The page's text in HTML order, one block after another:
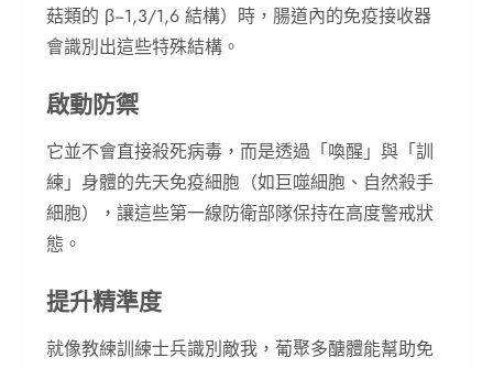
菇類的 β−1,3/1,6 結構）時，腸道內的免疫接收器
會識別出這些特殊結構。
啟動防禦
它並不會直接殺死病毒，而是透過「喚醒」與「訓
練」身體的先天免疫細胞（如巨噬細胞、自然殺手
細胞），讓這些第一線防衛部隊保持在高度警戒狀
態。
提升精準度
就像教練訓練士兵識別敵我，葡聚多醣體能幫助免